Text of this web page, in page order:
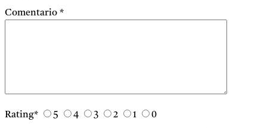
Comentario *
Rating* 5 4 3 2 1 0